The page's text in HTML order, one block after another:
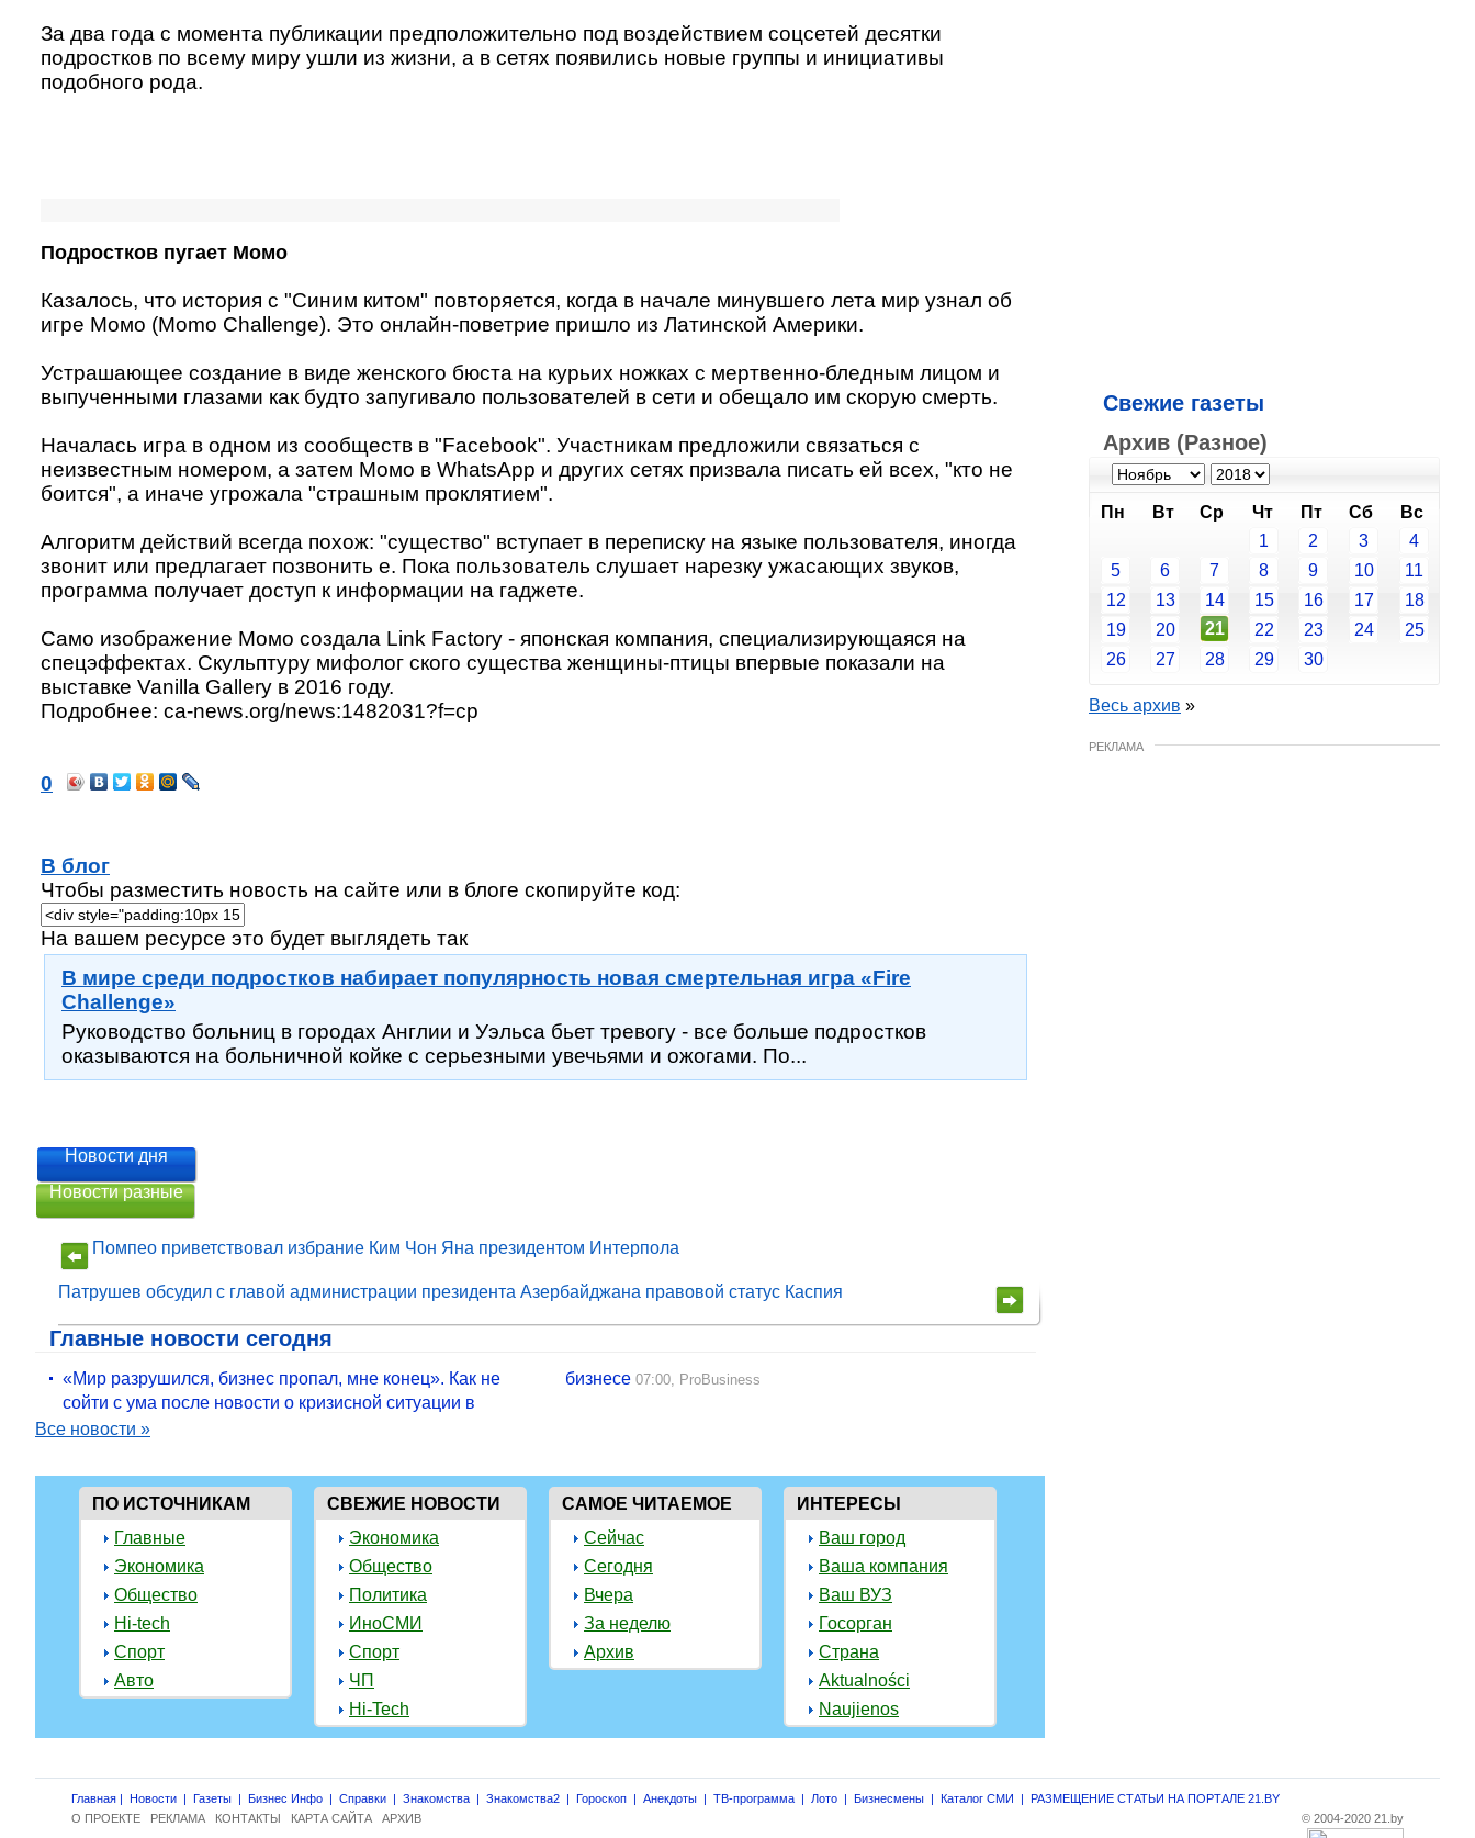
За два года с момента публикации предположительно под воздействием соцсетей десятки
подростков по всему миру ушли из жизни, а в сетях появились новые группы и инициативы
подобного рода.
Подростков пугает Момо
Казалось, что история с "Синим китом" повторяется, когда в начале минувшего лета мир узнал об
игре Момо (Momo Challenge). Это онлайн-поветрие пришло из Латинской Америки.
Устрашающее создание в виде женского бюста на курьих ножках с мертвенно-бледным лицом и
выпученными глазами как будто запугивало пользователей в сети и обещало им скорую смерть.
Началась игра в одном из сообществ в "Facebook". Участникам предложили связаться с
неизвестным номером, а затем Момо в WhatsApp и других сетях призвала писать ей всех, "кто не
боится", а иначе угрожала "страшным проклятием".
Алгоритм действий всегда похож: "существо" вступает в переписку на языке пользователя, иногда
звонит или предлагает позвонить е. Пока пользователь слушает нарезку ужасающих звуков,
программа получает доступ к информации на гаджете.
Само изображение Момо создала Link Factory - японская компания, специализирующаяся на
спецэффектах. Скульптуру мифолог ского существа женщины-птицы впервые показали на
выставке Vanilla Gallery в 2016 году.
Подробнее: ca-news.org/news:1482031?f=cp
0
В блог
Чтобы разместить новость на сайте или в блоге скопируйте код:
На вашем ресурсе это будет выглядеть так
В мире среди подростков набирает популярность новая смертельная игра «Fire
Challenge»
Руководство больниц в городах Англии и Уэльса бьет тревогу - все больше подростков
оказываются на больничной койке с серьезными увечьями и ожогами. По...
Новости дня
Новости разные
Помпео приветствовал избрание Ким Чон Яна президентом Интерпола
Патрушев обсудил с главой администрации президента Азербайджана правовой статус Каспия
Главные новости сегодня
«Мир разрушился, бизнес пропал, мне конец». Как не
сойти с ума после новости о кризисной ситуации в
бизнесе 07:00, ProBusiness
Все новости »
ПО ИСТОЧНИКАМ
Главные
Экономика
Общество
Hi-tech
Спорт
Авто
СВЕЖИЕ НОВОСТИ
Экономика
Общество
Политика
ИноСМИ
Спорт
ЧП
Hi-Tech
САМОЕ ЧИТАЕМОЕ
Сейчас
Сегодня
Вчера
За неделю
Архив
ИНТЕРЕСЫ
Ваш город
Ваша компания
Ваш ВУЗ
Госорган
Страна
Aktualności
Naujienos
Свежие газеты
Архив (Разное)
Пн Вт Ср Чт Пт Сб
Вс
1
2 3
4
5
6 7 8 9 10
11
12
13 14 15 16 17
18
19
20 21 22 23 24
25
26
27 28 29 30
Весь архив »
РЕКЛАМА
Главная | Новости | Газеты | Бизнес Инфо | Справки | Знакомства | Знакомства2 | Гороскоп | Анекдоты | ТВ-программа | Лото | Бизнесмены | Каталог СМИ | РАЗМЕЩЕНИЕ СТАТЬИ НА ПОРТАЛЕ 21.BY
О ПРОЕКТЕ
РЕКЛАМА КОНТАКТЫ КАРТА САЙТА АРХИВ © 2004-2020 21.by